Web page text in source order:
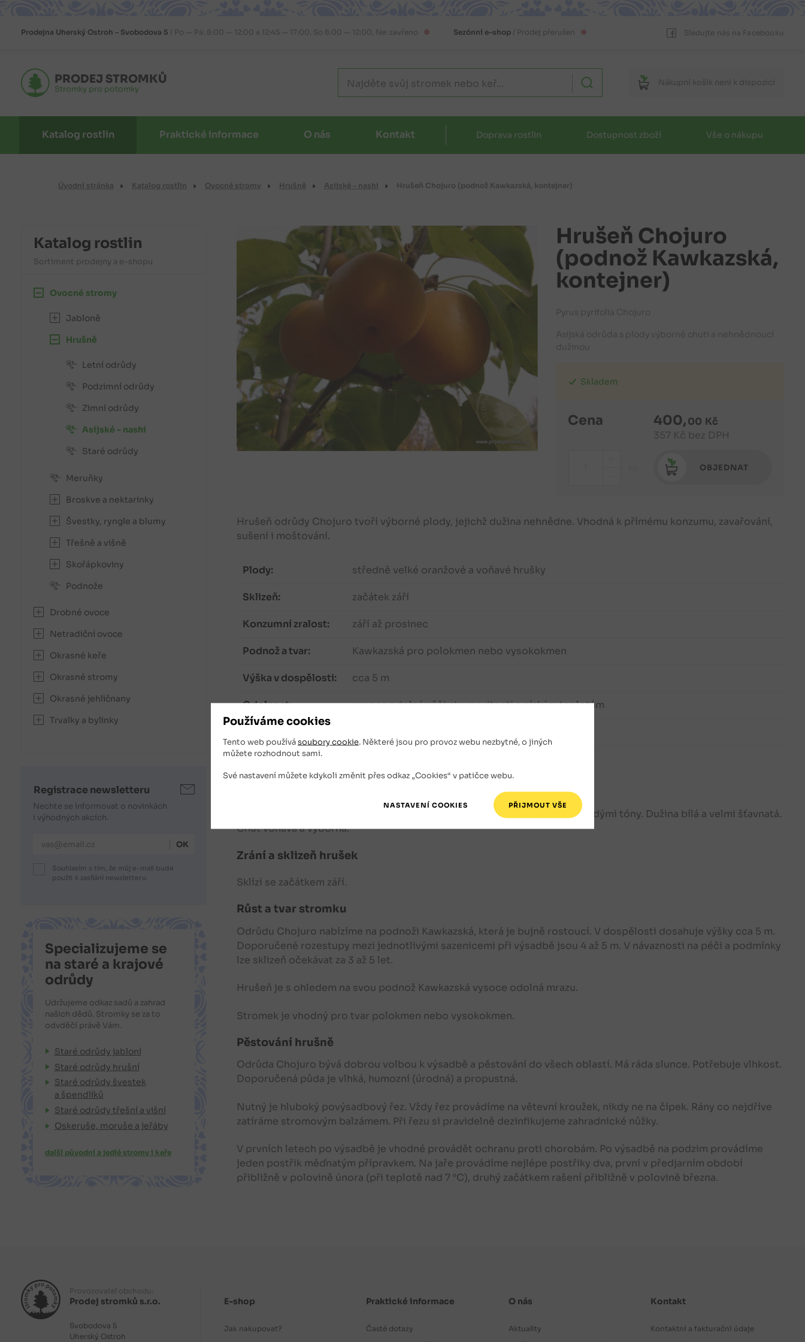
Používáme cookies
Tento web používásoubory cookie. Některé jsou pro provoz webu nezbytné, o jiných
můžete rozhodnout sami.
Své nastavení můžete kdykoli změnit přes odkaz „Cookies“ v patičce webu.
Prodejna Uherský Ostroh – Svobodova 5 Po — Pá: 8:00 — 12:00 a 12:45 — 17:00, So 8:00 — 12:00, Ne: zavřeno Sezónní e-shop/ Prodej přerušen Sledujte nás na Facebooku
PRODEJ STROMKŮ
Stromky pro potomky
Nákupní košík není k dispozici
Katalog rostlin Praktické informace O nás Kontakt Doprava rostlin Dostupnost zboží Vše o nákupu
Úvodní stránka Katalog rostlin Ovocné stromy Hrušně Asijské - nashi Hrušeň Chojuro (podnož Kawkazská, kontejner)
Hrušeň Chojuro
(podnož Kawkazská,
kontejner)
Pyrus pyrifolia Chojuro
Asijská odrůda s plody výborné chuti a nehnědnoucí
dužinou
Skladem
Cena 400,00 Kč
357 Kč bez DPH
OBJEDNAT
Hrušeň odrůdy Chojuro tvoří výborné plody, jejichž dužina nehnědne. Vhodná k přímému konzumu, zavařování,
sušení i moštování.
Plody: středně velké oranžové a voňavé hrušky
Sklizeň: začátek září
Konzumní zralost: září až prosinec
Podnož a tvar: Kawkazská pro polokmen nebo vysokokmen
Výška v dospělosti: cca 5 m
Odolnost: vysoce odolná vůči strupovitosti a nízkým teplotám
jsou středně velké a ploše kulovité. Jejich barva je oranžová s hnědými tóny. Dužina bílá a velmi šťavnatá.
Chuť voňavá a výborná.
Zrání a sklizeň hrušek
Sklízí se začátkem září.
Růst a tvar stromku
Odrůdu Chojuro nabízíme na podnoži Kawkazská, která je bujně rostoucí. V dospělosti dosahuje výšky cca 5 m.
Doporučené rozestupy mezi jednotlivými sazenicemi při výsadbě jsou 4 až 5 m. V návaznosti na péči a podmínky
lze sklizeň očekávat za 3 až 5 let.
Hrušeň je s ohledem na svou podnož Kawkazská vysoce odolná mrazu.
Stromek je vhodný pro tvar polokmen nebo vysokokmen.
Pěstování hrušně
Odrůda Chojuro bývá dobrou volbou k výsadbě a pěstování do všech oblastí. Má ráda slunce. Potřebuje vlhkost.
Doporučená půda je vlhká, humozní (úrodná) a propustná.
Nutný je hluboký povýsadbový řez. Vždy řez provádíme na větevní kroužek, nikdy ne na čípek. Rány co nejdříve
zatíráme stromovým balzámem. Při řezu si pravidelně dezinfikujeme zahradnické nůžky.
V prvních letech po výsadbě je vhodné provádět ochranu proti chorobám. Po výsadbě na podzim provádíme
jeden postřik měďnatým přípravkem. Na jaře provádíme nejlépe postřiky dva, první v předjarním období
přibližně v polovině února (při teplotě nad 7 °C), druhý začátkem rašení přibližně v polovině března.
Katalog rostlin
Sortiment prodejny a e-shopu
Ovocné stromy
Jabloně
Hrušně
Letní odrůdy
Podzimní odrůdy
Zimní odrůdy
Asijské - nashi
Staré odrůdy
Meruňky
Broskve a nektarinky
Švestky, ryngle a blumy
Třešně a višně
Skořápkoviny
Podnože
Drobné ovoce
Netradiční ovoce
Okrasné keře
Okrasné stromy
Okrasné jehličnany
Trvalky a bylinky
Registrace newsletteru
Nechte se informovat o novinkách
i výhodných akcích.
E-mailová adresa
Souhlasím s tím, že můj e-mail bude
použit k zasílání newsletteru.
Specializujeme se
na staré a krajové
odrůdy
Udržujeme odkaz sadů a zahrad
našich dědů. Stromky se za to
odvděčí právě Vám.
Staré odrůdy jabloní
Staré odrůdy hrušní
Staré odrůdy švestek
a špendlíků
Staré odrůdy třešní a višní
Oskeruše, moruše a jeřáby
další původní a jedlé stromy i keře
Provozovatel obchodu:
Prodej stromků s.r.o.
Svobodova 5
Uherský Ostroh
E-shop
Jak nakupovat?
Praktické informace
Časté dotazy
O nás
Aktuality
Kontakt
Kontaktní a fakturační údaje